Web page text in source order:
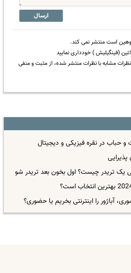
ارسال
است منتشر نمی کند.
(فینگیلیش ) خودداری نمایید
مشابه با نظرات منتشر شده، از مثبت و منفی
و حباب در نقره فیزیکی و دیجیتال
پذیرایی
تریدر چیست؟ اول بخون بعد تریدر شو
آباژور را اینترنتی بخریم یا حضوری؟